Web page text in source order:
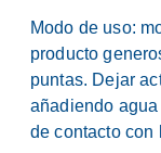
Modo de uso:
producto
puntas. Dejar
añadiendo
de contacto con